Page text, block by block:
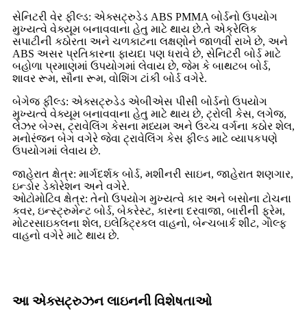
સેનિટરી વેર ફીલ્ડ: એક્સટ્રુડેડ ABS PMMA બોર્ડનો ઉપયોગ
મુખ્યત્વે વેક્યૂમ બનાવવાના હેતુ માટે થાય છે.તે એક્રેલિક
સપાટીની કઠોરતા અને ચળકાટના લક્ષણોને જાળવી રાખે છે, અને
ABS અસર પ્રતિકારના ફાયદા પણ ધરાવે છે, સેનિટરી બોર્ડ માટે
બહોળા પ્રમાણમાં ઉપયોગમાં લેવાય છે, જેમ કે બાથટબ બોર્ડ,
શાવર રૂમ, સૌના રૂમ, વોશિંગ ટાંકી બોર્ડ વગેરે.
બેગેજ ફીલ્ડ: એક્સટ્રુડેડ એબીએસ પીસી બોર્ડનો ઉપયોગ
મુખ્યત્વે વેક્યૂમ બનાવવાના હેતુ માટે થાય છે, ટ્રોલી કેસ, લગેજ,
લેઝર બેગ્સ, ટ્રાવેલિંગ કેસના મધ્યમ અને ઉચ્ચ વર્ગના કઠોર શેલ,
મનોરંજન બેગ વગેરે જેવા ટ્રાવેલિંગ કેસ ફીલ્ડ માટે વ્યાપકપણે
ઉપયોગમાં લેવાય છે.
જાહેરાત ક્ષેત્ર: માર્ગદર્શક બોર્ડ, મશીનરી સાઇન, જાહેરાત શણગાર,
ઇન્ડોર ડેકોરેશન અને વગેરે.
ઓટોમોટિવ ક્ષેત્ર: તેનો ઉપયોગ મુખ્યત્વે કાર અને બસોના ટોચના
કવર, ઇન્સ્ટ્રુમેન્ટ બોર્ડ, બેકરેસ્ટ, કારના દરવાજા, બારીની ફ્રેમ,
મોટરસાઇકલના શેલ, ઇલેક્ટ્રિકલ વાહનો, બેન્ચબાર્ક શીટ, ગોલ્ફ
વાહનો વગેરે માટે થાય છે.
આ એક્સટ્રુઝન લાઇનની વિશેષતાઓ